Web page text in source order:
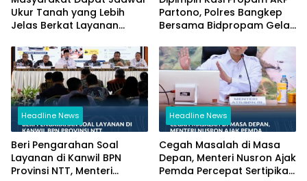
Ukur Tanah yang Lebih
Jelas Berkat Layanan
Partono, Polres Bangkep
Bersama Bidpropam Gelar
Headline News
Beri Pengarahan Soal
Layanan di Kanwil BPN
Provinsi NTT, Menteri
Headline News
Cegah Masalah di Masa
Depan, Menteri Nusron Ajak
Pemda Percepat Sertipikasi